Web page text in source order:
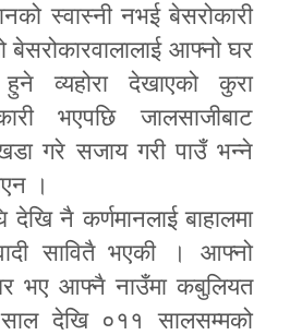
स्वास्नी नभई बेसरोकारी
बेसरोकारवालालाई आफ्नो घर
हुने व्यहोरा देखाएको कुरा
भएपछि जालसाजीबाट
गरे सजाय गरी पाउँ भन्ने
।
नै कर्णमानलाई बाहालमा
सावितै भएकी । आफ्नो
भए आफ्नै नाउँमा कबुलियत
देखि ०११ सालसम्मको